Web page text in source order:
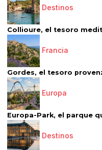
Destinos
Collioure, el tesoro
Francia
Gordes, el tesoro
Europa
Europa-Park, el parque
Destinos